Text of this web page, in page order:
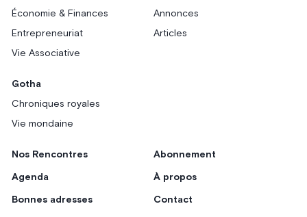
Économie & Finances
Entrepreneuriat
Vie Associative
Annonces
Articles
Gotha
Chroniques royales
Vie mondaine
Nos Rencontres
Agenda
Bonnes adresses
Abonnement
À propos
Contact